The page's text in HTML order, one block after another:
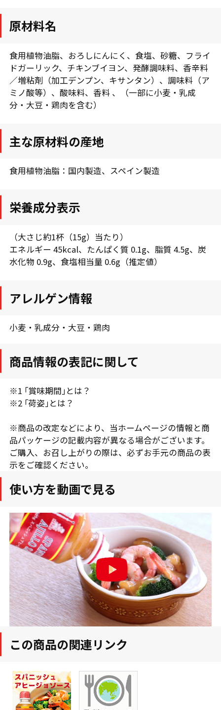
原材料名
食用植物油脂、おろしにんにく、食塩、砂糖、フライ
ドガーリック、チキンブイヨン、発酵調味料、香辛料
／増粘剤（加工デンプン、キサンタン）、調味料（ア
ミノ酸等）、酸味料、香料 、（一部に小麦・乳成
分・大豆・鶏肉を含む）
主な原材料の産地
食用植物油脂：国内製造、スペイン製造
栄養成分表示
（大さじ約1杯（15g）当たり）
エネルギー 45kcal、たんぱく質 0.1g、脂質 4.5g、炭
水化物 0.9g、食塩相当量 0.6g（推定値）
アレルゲン情報
小麦・乳成分・大豆・鶏肉
商品情報の表記に関して
※1 ｢賞味期間｣とは？
※2 ｢荷姿｣とは？
※商品の改定などにより、当ホームページの情報と商
品パッケージの記載内容が異なる場合がございます。
ご購入、お召し上がりの際は、必ずお手元の商品の表
示をご確認ください。
使い方を動画で見る
この商品の関連リンク